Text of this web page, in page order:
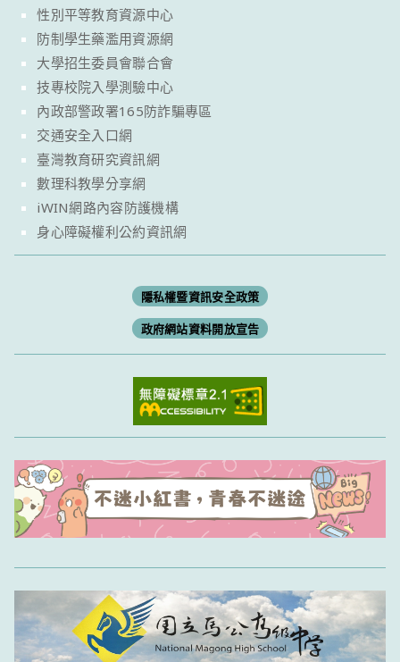
性別平等教育資源中心
防制學生藥濫用資源網
大學招生委員會聯合會
技專校院入學測驗中心
內政部警政署165防詐騙專區
交通安全入口網
臺灣教育研究資訊網
數理科教學分享網
iWIN網路內容防護機構
身心障礙權利公約資訊網
隱私權暨資訊安全政策
政府網站資料開放宣告